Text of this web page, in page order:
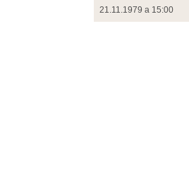
21.11.1979 a 15:00